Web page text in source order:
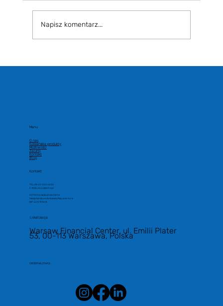
Napisz komentarz...
Menu
O nas
Koreańskie produkty
Możliwości
Zacznij
Kontakt
Blog
Kontakt
TEL: 48-22-520-6230
E-MAIL: biuro@kotra.pl
KOTRA Korea Business Center
Sekcja Handlowa Ambasady Republiki Korei
NIP: 5272193613
Lokalizacja
Warsaw Financial Center, ul. Emilii Plater
53, 00-113 Warszawa, Polska
OBSERWUJ NAS: